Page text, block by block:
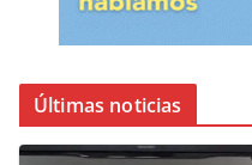
Últimas noticias